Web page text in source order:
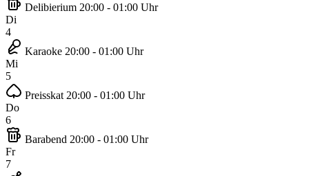
Delibierium 20:00 - 01:00 Uhr
Di
4
Karaoke 20:00 - 01:00 Uhr
Mi
5
Preisskat 20:00 - 01:00 Uhr
Do
6
Barabend 20:00 - 01:00 Uhr
Fr
7